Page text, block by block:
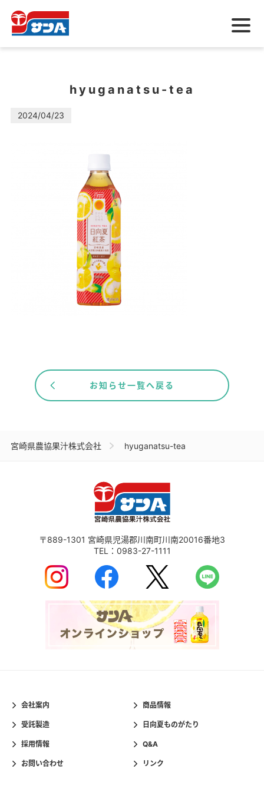
メ
ュ
hyuganatsu-tea
2024/04/23
お知らせ一覧へ戻る
宮崎県農協果汁株式会社 hyuganatsu-tea
〒889-1301 宮崎県児湯郡川南町川南20016番地3
TEL： 0983-27-1111
会社案内 商品情報
受託製造 日向夏ものがたり
採用情報 Q&A
お問い合わせ リンク